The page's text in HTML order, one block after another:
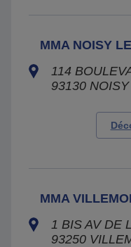
MMA NOISY
114
93130
MMA
1 BIS AV DE
93250